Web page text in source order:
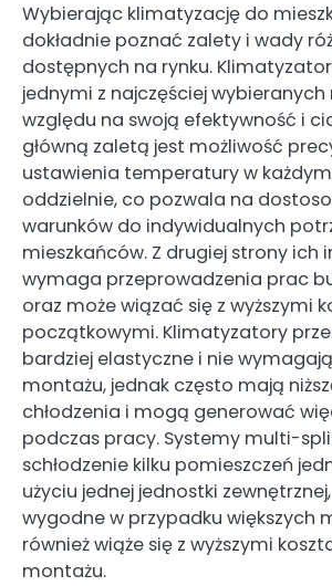
Wybierając klimatyzację do
dokładnie poznać zalety i wady
dostępnych na rynku.
jednymi z najczęściej wybieranych
względu na swoją efektywność i
główną zaletą jest możliwość
ustawienia temperatury w
oddzielnie, co pozwala na
warunków do indywidualnych
mieszkańców. Z drugiej strony ich
wymaga przeprowadzenia prac
oraz może wiązać się z wyższymi
początkowymi. Klimatyzatory
bardziej elastyczne i nie
montażu, jednak często mają
chłodzenia i mogą generować
podczas pracy. Systemy multi-
schłodzenie kilku pomieszczeń
użyciu jednej jednostki
wygodne w przypadku większych
również wiąże się z wyższymi
montażu.